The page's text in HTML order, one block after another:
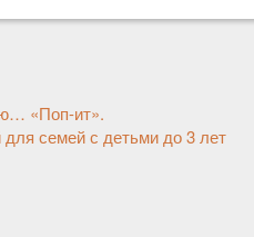
«Поп-ит».
семей с детьми до 3 лет